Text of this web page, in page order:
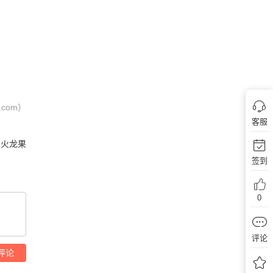
）
龙果
论
客服
签到
0
评论